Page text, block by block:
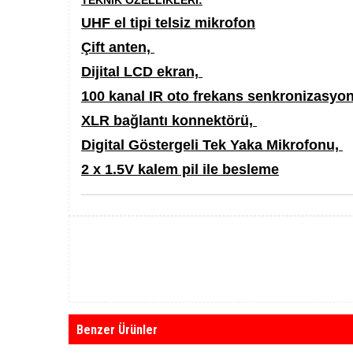
UHF el tipi telsiz mikrofon
Çift anten,
Dijital LCD ekran,
100 kanal IR oto frekans
XLR bağlantı konnektörü,
Digital Göstergeli Tek Yaka Mikrofonu,
2 x 1.5V kalem pil ile besleme
Benzer Ürünler